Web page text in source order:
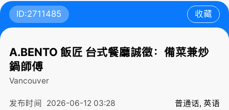
ID:2711485 收藏
A.BENTO 飯匠 台式餐廳誠徵：備菜兼炒
鍋師傅
Vancouver
发布时间 2026-06-12 03:28 普通话, 英语